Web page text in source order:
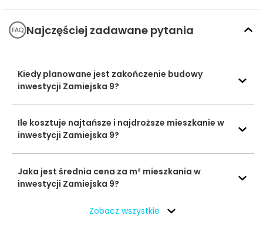
wyższe
Biologii
Baseny i
Obiekty
Cascada
Rekreacji
1298 m 16 min
Centra
handlowe
Europejskie
Centrum
Najczęściej zadawane pytania
Kiedy planowane jest zakończenie budowy
inwestycji Zamiejska 9?
Ile kosztuje najtańsze i najdroższe mieszkanie w
inwestycji Zamiejska 9?
Jaka jest średnia cena za m² mieszkania w
inwestycji Zamiejska 9?
Zobacz wszystkie